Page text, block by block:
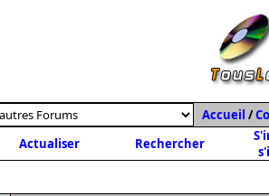
Accueil /
Actualiser Rechercher